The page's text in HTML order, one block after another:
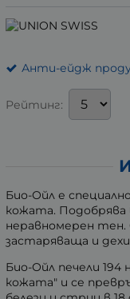
Анти-ейдж
Рейтинг:
Био-Ойл е
кожата. Подобрява
неравномерен
застаряваща и
Био-Ойл печели 194
кожата" и се